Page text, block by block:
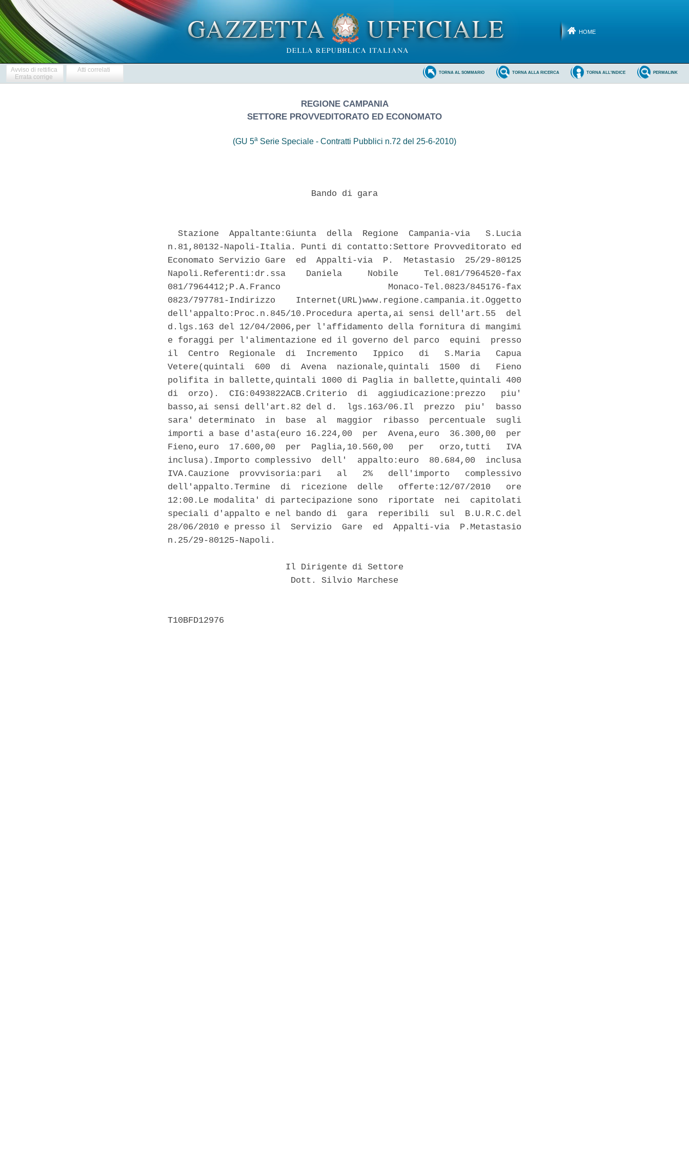
HOME
Avviso di rettifica
Errata corrige
Atti correlati PERMALINK
TORNA ALL'INDICE
TORNA ALLA RICERCA
TORNA AL SOMMARIO
REGIONE CAMPANIA
SETTORE PROVVEDITORATO ED ECONOMATO
(GU 5a Serie Speciale - Contratti Pubblici n.72 del 25-6-2010)
                            Bando di gara
  Stazione  Appaltante:Giunta  della  Regione  Campania-via   S.Lucia
n.81,80132-Napoli-Italia. Punti di contatto:Settore Provveditorato ed
Economato Servizio Gare  ed  Appalti-via  P.  Metastasio  25/29-80125
Napoli.Referenti:dr.ssa    Daniela     Nobile     Tel.081/7964520-fax
081/7964412;P.A.Franco                     Monaco-Tel.0823/845176-fax
0823/797781-Indirizzo    Internet(URL)www.regione.campania.it.Oggetto
dell'appalto:Proc.n.845/10.Procedura aperta,ai sensi dell'art.55  del
d.lgs.163 del 12/04/2006,per l'affidamento della fornitura di mangimi
e foraggi per l'alimentazione ed il governo del parco  equini  presso
il  Centro  Regionale  di  Incremento   Ippico   di   S.Maria   Capua
Vetere(quintali  600  di  Avena  nazionale,quintali  1500  di   Fieno
polifita in ballette,quintali 1000 di Paglia in ballette,quintali 400
di  orzo).  CIG:0493822ACB.Criterio  di  aggiudicazione:prezzo   piu'
basso,ai sensi dell'art.82 del d.  lgs.163/06.Il  prezzo  piu'  basso
sara' determinato  in  base  al  maggior  ribasso  percentuale  sugli
importi a base d'asta(euro 16.224,00  per  Avena,euro  36.300,00  per
Fieno,euro  17.600,00  per  Paglia,10.560,00   per   orzo,tutti   IVA
inclusa).Importo complessivo  dell'  appalto:euro  80.684,00  inclusa
IVA.Cauzione  provvisoria:pari   al   2%   dell'importo   complessivo
dell'appalto.Termine  di  ricezione  delle   offerte:12/07/2010   ore
12:00.Le modalita' di partecipazione sono  riportate  nei  capitolati
speciali d'appalto e nel bando di  gara  reperibili  sul  B.U.R.C.del
28/06/2010 e presso il  Servizio  Gare  ed  Appalti-via  P.Metastasio
n.25/29-80125-Napoli.
                       Il Dirigente di Settore
                        Dott. Silvio Marchese